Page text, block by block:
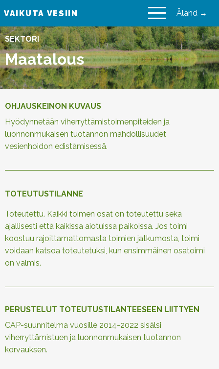
VAIKUTA VESIIN VAIKUTA VESIIN Åland →
SEKTORI
Maatalous
OHJAUSKEINON KUVAUS
Hyödynnetään viherryttämistoimenpiteiden ja
luonnonmukaisen tuotannon mahdollisuudet
vesienhoidon edistämisessä.
TOTEUTUSTILANNE
Toteutettu. Kaikki toimen osat on toteutettu sekä
ajallisesti että kaikissa aiotuissa paikoissa. Jos toimi
koostuu rajoittamattomasta toimien jatkumosta, toimi
voidaan katsoa toteutetuksi, kun ensimmäinen osatoimi
on valmis.
PERUSTELUT TOTEUTUSTILANTEESEEN LIITTYEN
CAP-suunnitelma vuosille 2014-2022 sisälsi
viherryttämistuen ja luonnonmukaisen tuotannon
korvauksen.